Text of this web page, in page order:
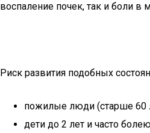
воспаление почек, так и боли
Риск развития подобных
пожилые люди (старше 60
дети до 2 лет и часто